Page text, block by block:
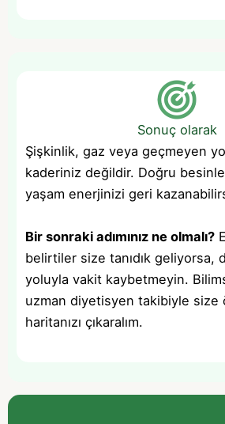
Sonuç olarak
Şişkinlik, gaz veya geçmeyen
kaderiniz değildir. Doğru
yaşam enerjinizi geri
Bir sonraki adımınız ne olmalı?
belirtiler size tanıdık geliyorsa,
yoluyla vakit kaybetmeyin.
uzman diyetisyen takibiyle size
haritanızı çıkaralım.